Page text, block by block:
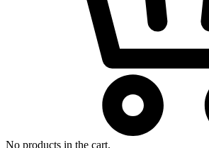
No products in the cart.